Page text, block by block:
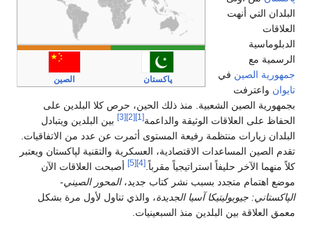
پاكستان الصين
البلدان التي أنهت
العلاقات
الدبلوماسية
الرسمية مع
جمهورية الصين في
تايوان واعترفت
بجمهورية الصين الشعبية. منذ ذلك الحين، حرص كلا البلدين على
الحفاظ على العلاقات الوثيقة والداعمة[1]
[2]
[3]
بين البلدين ويتبادل
البلدان زيارات منتظمة رفيعة المستوى أثمرت عن عدد من الاتفاقيات.
تقدم الصين المساعدات الاقتصادية، العسكرية والتقنية لپاكستان ويعتبر
كلاً منهما الآخر حليفاً استراتيجياً مقرباً. [4]
[5]
أصبحت العلاقات الآن
موضع اهتمام متجدد بسبب نشر كتاب جديد،المحور الصيني-
الپاكستاني: جيوبوليتيكا آسيا الجديدة، والذي تناول لأول مرة بشكل
معمق العلاقة بين البلدين منذ السبعينيات.